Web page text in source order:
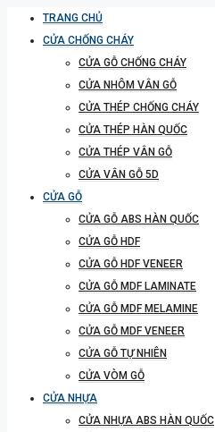
TRANG CHỦ
CỬA CHỐNG CHÁY
CỬA GỖ CHỐNG CHÁY
CỬA NHÔM VÂN GỖ
CỬA THÉP CHỐNG CHÁY
CỬA THÉP HÀN QUỐC
CỬA THÉP VÂN GỖ
CỬA VÂN GỖ 5D
CỬA GỖ
CỬA GỖ ABS HÀN QUỐC
CỬA GỖ HDF
CỬA GỖ HDF VENEER
CỬA GỖ MDF LAMINATE
CỬA GỖ MDF MELAMINE
CỬA GỖ MDF VENEER
CỬA GỖ TỰ NHIÊN
CỬA VÒM GỖ
CỬA NHỰA
CỬA NHỰA ABS HÀN QUỐC